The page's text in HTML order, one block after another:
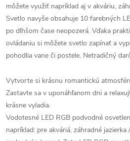
môžete využiť napríklad aj v akváriu,
Svetlo navyše obsahuje 10 farebných
po dlhšom čase neopozerá. Vďaka
ovládaniu si môžete svetlo zapínať a
pohodlia vane či postele. Netradičný
Vytvorte si krásnu romantickú
Zastavte sa v uponáhľanom dni a
krásne vyladia.
Vodotesné LED RGB podvodné
napríklad: pre akváriá, záhradné